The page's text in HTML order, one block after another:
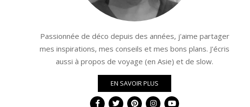
Passionnée de déco depuis des années, j'aime partager
mes inspirations, mes conseils et mes bons plans. J'écris
aussi à propos de voyage (en Asie) et de slow.
EN SAVOIR PLUS